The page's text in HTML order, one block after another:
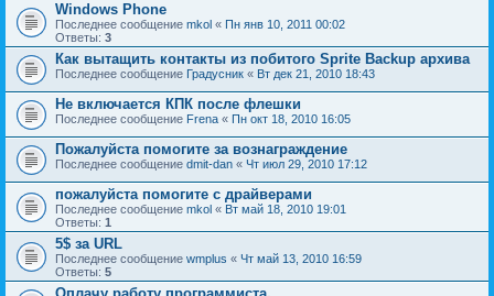
Windows Phone
Последнее сообщение mkol « Пн янв 10, 2011 00:02
Ответы: 3
Как вытащить контакты из побитого Sprite Backup архива
Последнее сообщение Градусник « Вт дек 21, 2010 18:43
Не включается КПК после флешки
Последнее сообщение Frena « Пн окт 18, 2010 16:05
Пожалуйста помогите за вознаграждение
Последнее сообщение dmit-dan « Чт июл 29, 2010 17:12
пожалуйста помогите с драйверами
Последнее сообщение mkol « Вт май 18, 2010 19:01
Ответы: 1
5$ за URL
Последнее сообщение wmplus « Чт май 13, 2010 16:59
Ответы: 5